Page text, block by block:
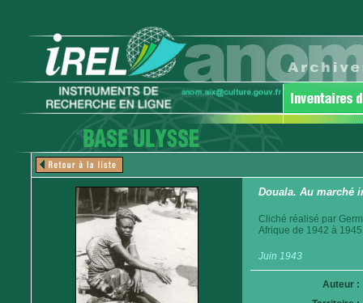
Douala. Au marché
Cliché réalisé par
Afrique de 1942 à
Juin 1943
Auteur :